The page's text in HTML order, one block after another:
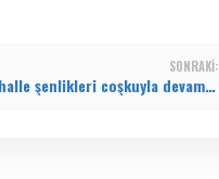
SONRAKI:
Mahalle şenlikleri coşkuyla devam etti